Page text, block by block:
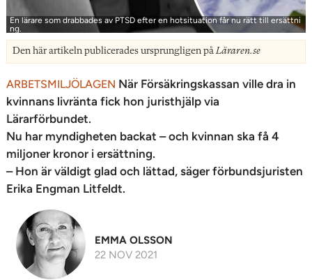
En lärare som drabbades av PTSD efter en hotsituation får nu rätt till ersättni
ng.
Den här artikeln publicerades ursprungligen påLäraren.se
ARBETSMILJÖLAGEN När Försäkringskassan ville dra in
kvinnans livränta fick hon juristhjälp via
Lärarförbundet.
Nu har myndigheten backat – och kvinnan ska få 4
miljoner kronor i ersättning.
– Hon är väldigt glad och lättad, säger förbundsjuristen
Erika Engman Litfeldt.
EMMA OLSSON
22 NOV 2021